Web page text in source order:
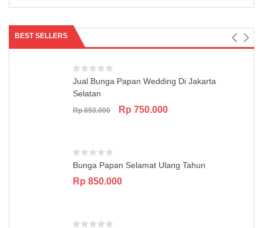
was:
is:
BEST SELLERS
Jual Bunga Papan Wedding Di Jakarta
Selatan
Rp850.000
Original
Rp 750.000Current
Bunga Papan Selamat Ulang Tahun
Rp 850.000